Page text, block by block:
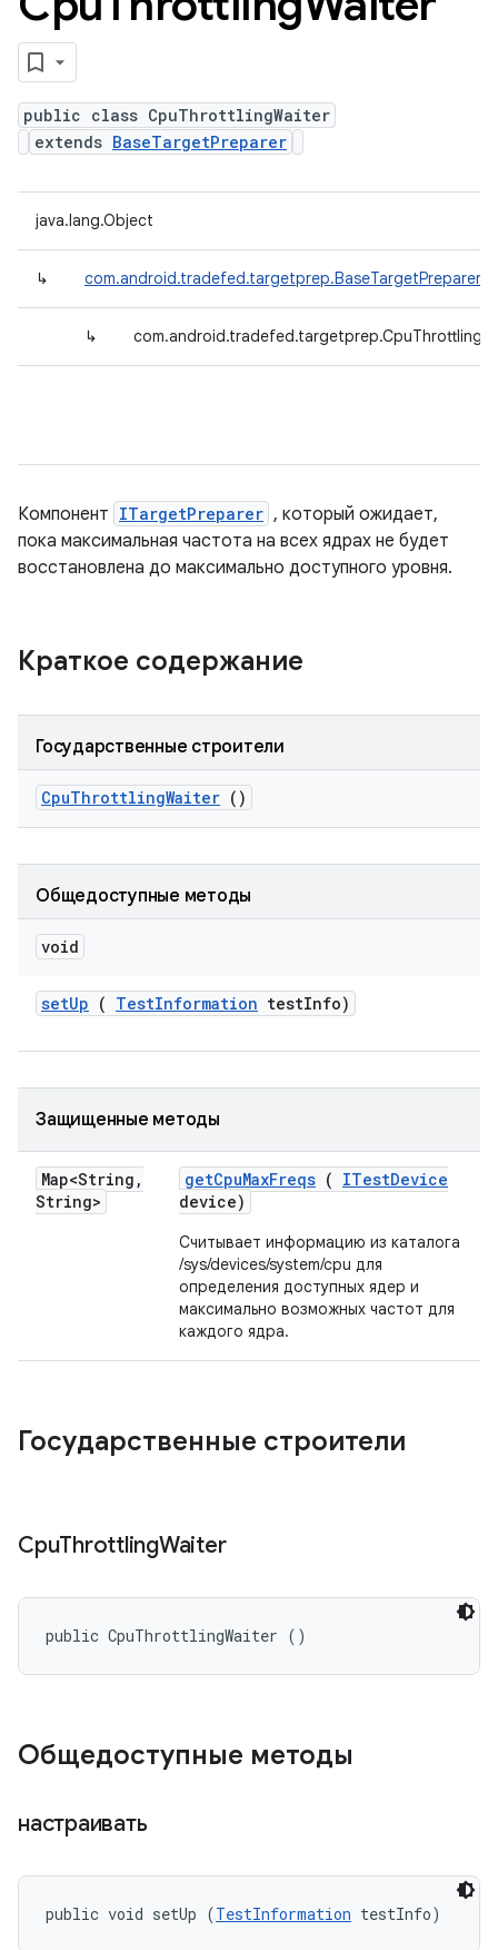
public class CpuThrottlingWaiter
extends BaseTargetPreparer
java.lang.Object
↳ com.android.tradefed.targetprep.BaseTargetPreparer
↳
Компонент ITargetPreparer , который ожидает,
пока максимальная частота на всех ядрах не будет
восстановлена ​​до максимально доступного уровня.
Краткое содержание
Государственные строители
CpuThrottlingWaiter ()
Общедоступные методы
void
setUp ( TestInformation testInfo)
Защищенные методы
Map<String ,
String>
getCpuMaxFreqs ( ITestDevice
device)
Считывает информацию из каталога
/sys/devices/system/cpu для
определения доступных ядер и
максимально возможных частот для
каждого ядра.
Государственные строители
CpuThrottlingWaiter
public CpuThrottlingWaiter ()
Общедоступные методы
настраивать
public void setUp (TestInformation testInfo)